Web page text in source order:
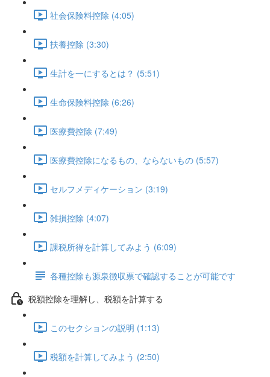
社会保険料控除 (4:05)
扶養控除 (3:30)
生計を一にするとは？ (5:51)
生命保険料控除 (6:26)
医療費控除 (7:49)
医療費控除になるもの、ならないもの (5:57)
セルフメディケーション (3:19)
雑損控除 (4:07)
課税所得を計算してみよう (6:09)
各種控除も源泉徴収票で確認することが可能です
税額控除を理解し、税額を計算する
このセクションの説明 (1:13)
税額を計算してみよう (2:50)